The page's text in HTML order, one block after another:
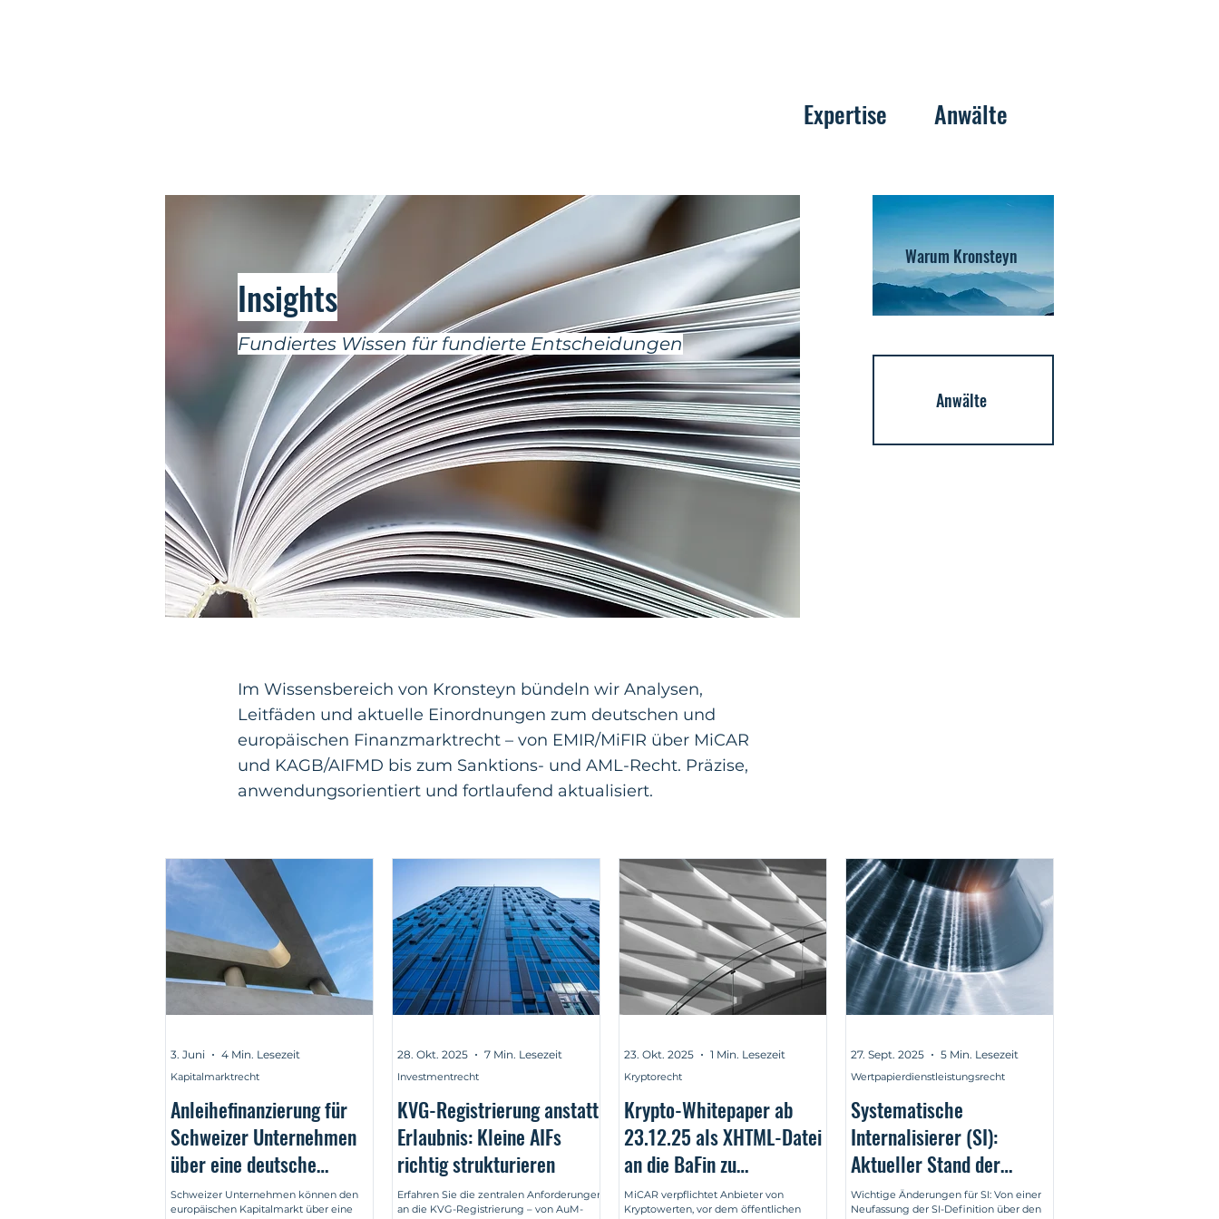
Expertise Anwälte
Fundiertes Wissen für fundierte Entscheidungen
Insights
Warum Kronsteyn
Anwälte
Im Wissensbereich von Kronsteyn bündeln wir Analysen,
Leitfäden und aktuelle Einordnungen zum deutschen und
europäischen Finanzmarktrecht – von EMIR/MiFIR über MiCAR
und KAGB/AIFMD bis zum Sanktions- und AML-Recht. Präzise,
anwendungsorientiert und fortlaufend aktualisiert.
Anleihefinanzierung für
Schweizer Unternehmen
über eine deutsche
Finanzierungsgesellschaft
Schweizer Unternehmen können den
europäischen Kapitalmarkt über eine
Kapitalmarktrecht
3. Juni 4 Min. Lesezeit
KVG-Registrierung anstatt
Erlaubnis: Kleine AIFs
richtig strukturieren
Erfahren Sie die zentralen Anforderungen
an die KVG-Registrierung – von AuM-
Investmentrecht
28. Okt. 2025 7 Min. Lesezeit
Krypto-Whitepaper ab
23.12.25 als XHTML-Datei
an die BaFin zu
übermitteln
MiCAR verpflichtet Anbieter von
Kryptowerten, vor dem öffentlichen
Kryptorecht
23. Okt. 2025 1 Min. Lesezeit
Systematische
Internalisierer (SI):
Aktueller Stand der
Regulierung nach dem
Wichtige Änderungen für SI: Von einer
Neufassung der SI-Definition über den
Wertpapierdienstleistungsrecht
27. Sept. 2025 5 Min. Lesezeit